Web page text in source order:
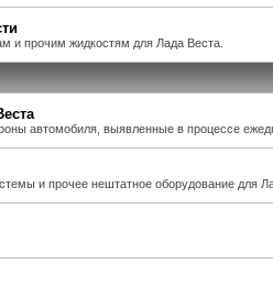
и прочим жидкостям для Лада Веста.
автомобиля, выявленные в процессе
и прочее нештатное оборудование для